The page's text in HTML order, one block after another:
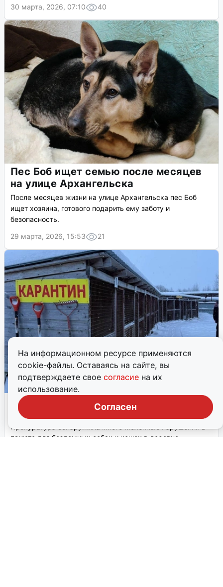
На информационном ресурсе применяются
cookie-файлы. Оставаясь на сайте, вы
подтверждаете свое согласие на их
использование.
Согласен
30 марта, 2026, 07:10 40
Пес Боб ищет семью после месяцев
на улице Архангельска
После месяцев жизни на улице Архангельска пес Боб
ищет хозяина, готового подарить ему заботу и
безопасность.
29 марта, 2026, 15:53
21
Массовая гибель животных в приюте
под Архангельском: итоги проверки
Прокуратура обнаружила многочисленные нарушения в
приюте для бездомных собак и кошек в деревне